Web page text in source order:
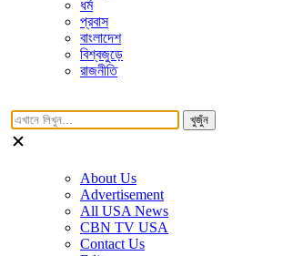
ধর্ম
প্রবাস
বাংলাদেশ
বিশ্বজুড়ে
রাজনীতি
খুজুঁন
About Us
Advertisement
All USA News
CBN TV USA
Contact Us